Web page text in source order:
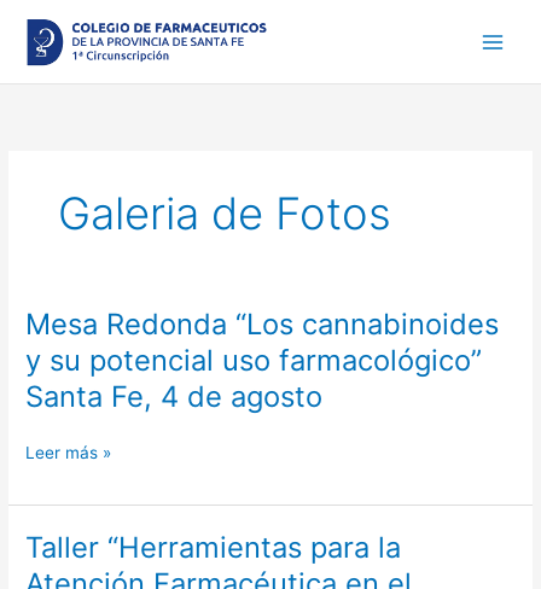
contenido
Galeria de Fotos
Mesa Redonda “Los cannabinoides
y su potencial uso farmacológico”
Santa Fe, 4 de agosto
Mesa
“Los
cannabinoides
su
uso
Santa
Fe,
Leer más »
Taller “Herramientas para la
Taller
“Herramientas